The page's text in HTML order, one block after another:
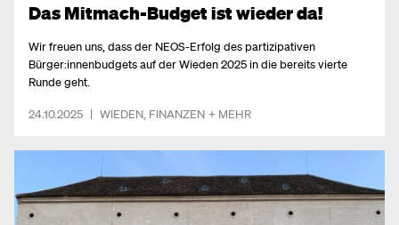
Das Mitmach-Budget ist wieder da!
Wir freuen uns, dass der NEOS-Erfolg des partizipativen
Bürger:innenbudgets auf der Wieden 2025 in die bereits vierte
Runde geht.
24.10.2025 | WIEDEN FINANZEN + MEHR